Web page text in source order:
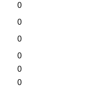
0
0
0
0
0
0